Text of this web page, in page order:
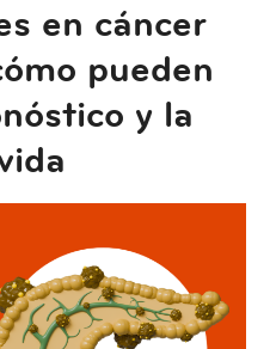
en cáncer
pueden
y la